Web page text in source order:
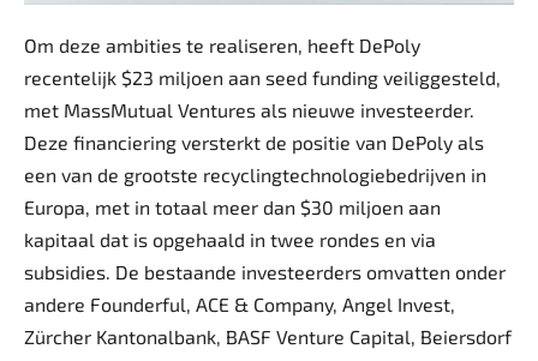
Om deze ambities te realiseren, heeft DePoly
recentelijk $23 miljoen aan seed funding veiliggesteld,
met MassMutual Ventures als nieuwe investeerder.
Deze financiering versterkt de positie van DePoly als
een van de grootste recyclingtechnologiebedrijven in
Europa, met in totaal meer dan $30 miljoen aan
kapitaal dat is opgehaald in twee rondes en via
subsidies. De bestaande investeerders omvatten onder
andere Founderful, ACE & Company, Angel Invest,
Zürcher Kantonalbank, BASF Venture Capital, Beiersdorf